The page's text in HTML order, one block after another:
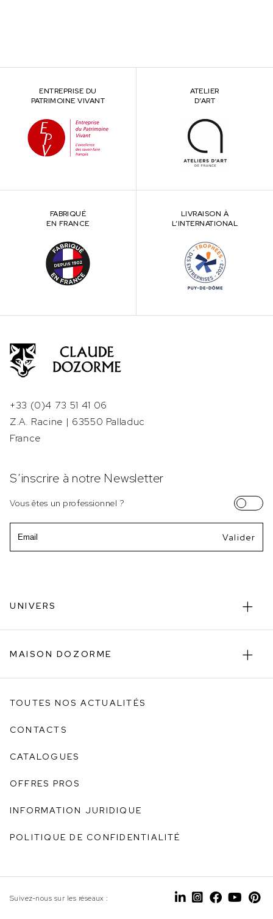
ENTREPRISE DU
PATRIMOINE VIVANT
ATELIER
D’ART
FABRIQUÉ
EN FRANCE
LIVRAISON À
L’INTERNATIONAL
+33 (0)4 73 51 41 06
Z.A. Racine | 63550 Palladuc
France
S’inscrire à notre Newsletter
Vous êtes un professionnel ?
UNIVERS
MAISON DOZORME
TOUTES NOS ACTUALITÉS
CONTACTS
CATALOGUES
OFFRES PROS
INFORMATION JURIDIQUE
POLITIQUE DE CONFIDENTIALITÉ
Suivez-nous sur les réseaux :